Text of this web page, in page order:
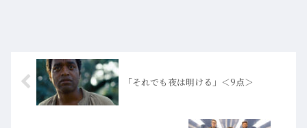
「それでも夜は明ける」＜9点＞